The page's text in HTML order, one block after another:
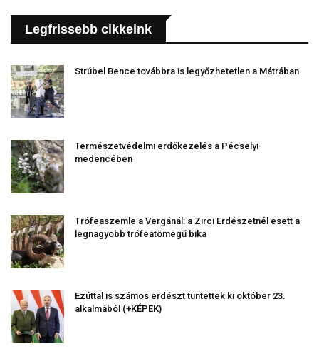
Legfrissebb cikkeink
Strúbel Bence továbbra is legyőzhetetlen a Mátrában
Természetvédelmi erdőkezelés a Pécselyi-
medencében
Trófeaszemle a Vergánál: a Zirci Erdészetnél esett a
legnagyobb trófeatömegű bika
Ezúttal is számos erdészt tüntettek ki október 23.
alkalmából (+KÉPEK)